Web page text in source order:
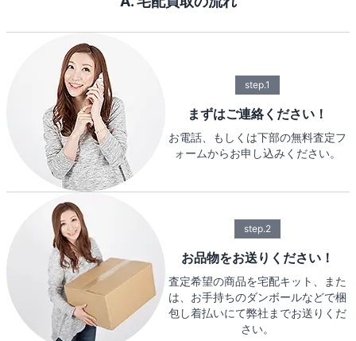
step.1
まずはご連絡ください！
お電話、もしくは下部の無料査定フ
ォームからお申し込みください。
step.2
お品物をお送りください！
査定希望の商品を宅配キット、また
は、お手持ちのダンボールなどで梱
包し着払いにて弊社までお送りくだ
さい。